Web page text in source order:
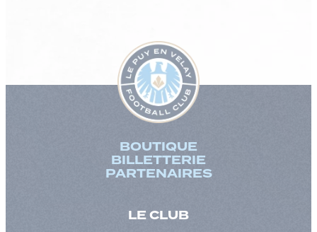
BOUTIQUE
BILLETTERIE
PARTENAIRES
LE CLUB